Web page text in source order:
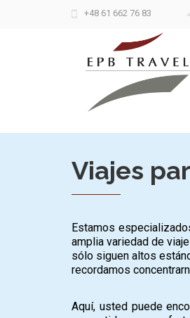
+48 61 662 76 83
Viajes
Estamos
amplia variedad de
sólo siguen altos
recordamos
Aquí, usted puede